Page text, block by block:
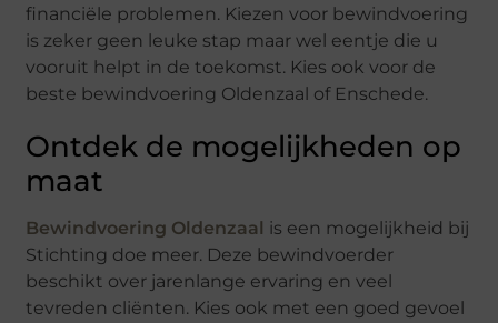
financiële problemen. Kiezen voor bewindvoering
is zeker geen leuke stap maar wel eentje die u
vooruit helpt in de toekomst. Kies ook voor de
beste bewindvoering Oldenzaal of Enschede.
Ontdek de mogelijkheden op
maat
Bewindvoering Oldenzaal
is een mogelijkheid bij
Stichting doe meer. Deze bewindvoerder
beschikt over jarenlange ervaring en veel
tevreden cliënten. Kies ook met een goed gevoel